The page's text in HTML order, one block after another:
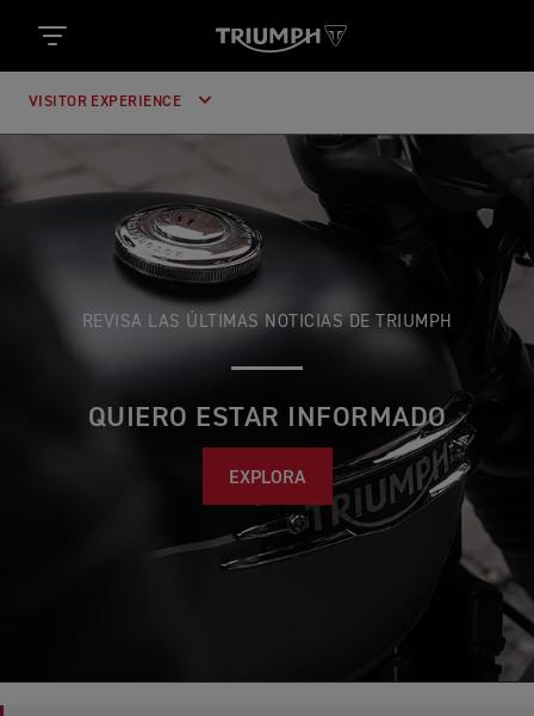
VISITOR EXPERIENCE
REVISA LAS ÚLTIMAS NOTICIAS DE TRIUMPH
QUIERO ESTAR INFORMADO
EXPLORA